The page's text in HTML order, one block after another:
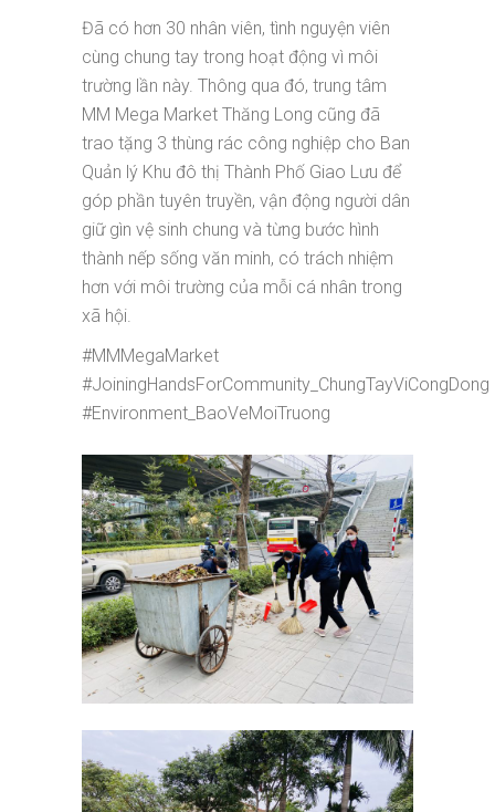
Đã có hơn 30 nhân viên, tình nguyện viên
cùng chung tay trong hoạt động vì môi
trường lần này. Thông qua đó, trung tâm
MM Mega Market Thăng Long cũng đã
trao tặng 3 thùng rác công nghiệp cho Ban
Quản lý Khu đô thị Thành Phố Giao Lưu để
góp phần tuyên truyền, vận động người dân
giữ gìn vệ sinh chung và từng bước hình
thành nếp sống văn minh, có trách nhiệm
hơn với môi trường của mỗi cá nhân trong
xã hội.
#MMMegaMarket
#JoiningHandsForCommunity_ChungTayViCongDong
#Environment_BaoVeMoiTruong